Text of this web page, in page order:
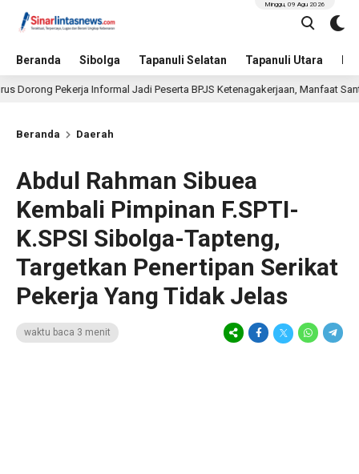
Beranda Sibolga Tapanuli Selatan Tapanuli Utara
Minggu, 09 Agu 2026
Informal Jadi Peserta BPJS Ketenagakerjaan, Manfaat Santunan
Beranda Daerah
Abdul Rahman Sibuea
Kembali Pimpinan F.SPTI-
K.SPSI Sibolga-Tapteng,
Targetkan Penertipan Serikat
Pekerja Yang Tidak Jelas
waktu baca 3 menit